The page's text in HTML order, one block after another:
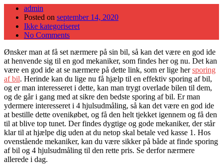
admin
Posted on september 14, 2020
Ikke kategoriseret
No Comments
Ønsker man at få set nærmere på sin bil, så kan det være en god ide
at henvende sig til en god mekaniker, som findes her og nu. Det kan
være en god ide at se nærmere på dette link, som er lige hersporing
af bil. Herinde kan du lige nu få hjælp til en effektiv sporing af bil,
og er man interesseret i dette, kan man trygt overlade bilen til dem,
og de går i gang med at sikre den bedste sporing af bil. Er man
ydermere interesseret i 4 hjulsudmåling, så kan det være en god ide
at bestille dette ovenikøbet, og få den helt tjekket igennem og få den
til at blive top tunet. Der findes dygtige og gode mekaniker, der står
klar til at hjælpe dig uden at du netop skal betale ved kasse 1. Hos
ovenstående mekaniker, kan du være sikker på både at finde sporing
af bil og 4 hjulsudmåling til den rette pris. Se derfor nærmere
allerede i dag.